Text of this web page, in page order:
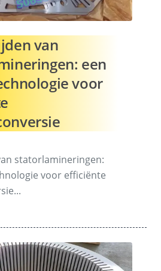
van
een
voor
statorlamineringen:
voor efficiënte